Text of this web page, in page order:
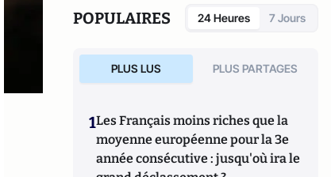
POPULAIRES 24 Heures 7 Jours
PLUS LUS PLUS PARTAGES
1Les Français moins riches que la
moyenne européenne pour la 3e
année consécutive : jusqu'où ira le